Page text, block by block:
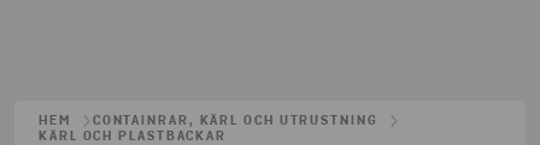
HEM
CONTAINRAR, KÄRL OCH UTRUSTNING
KÄRL OCH PLASTBACKAR